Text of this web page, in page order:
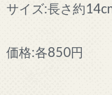
サイズ:長さ約
価格:各850円